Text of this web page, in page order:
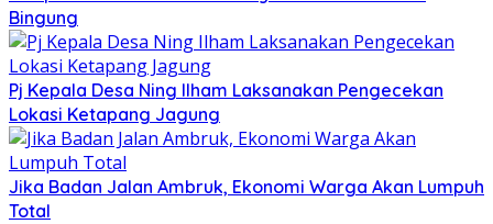
Bingung
Pj Kepala Desa Ning Ilham Laksanakan Pengecekan
Lokasi Ketapang Jagung
Jika Badan Jalan Ambruk, Ekonomi Warga Akan Lumpuh
Total